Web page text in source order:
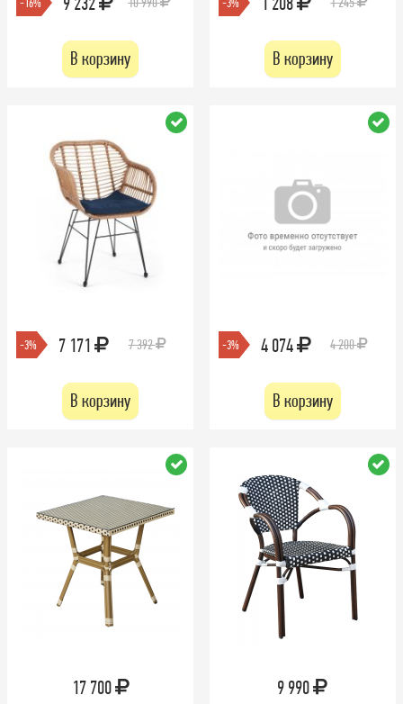
В корзину В корзину
-3% 7 171 7 392
В корзину
-3% 4 074 4 200
В корзину
17 700 9 990